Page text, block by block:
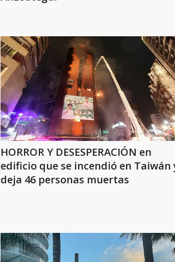
HORROR Y DESESPERACIÓN en
edificio que se incendió en Taiwán
deja 46 personas muertas